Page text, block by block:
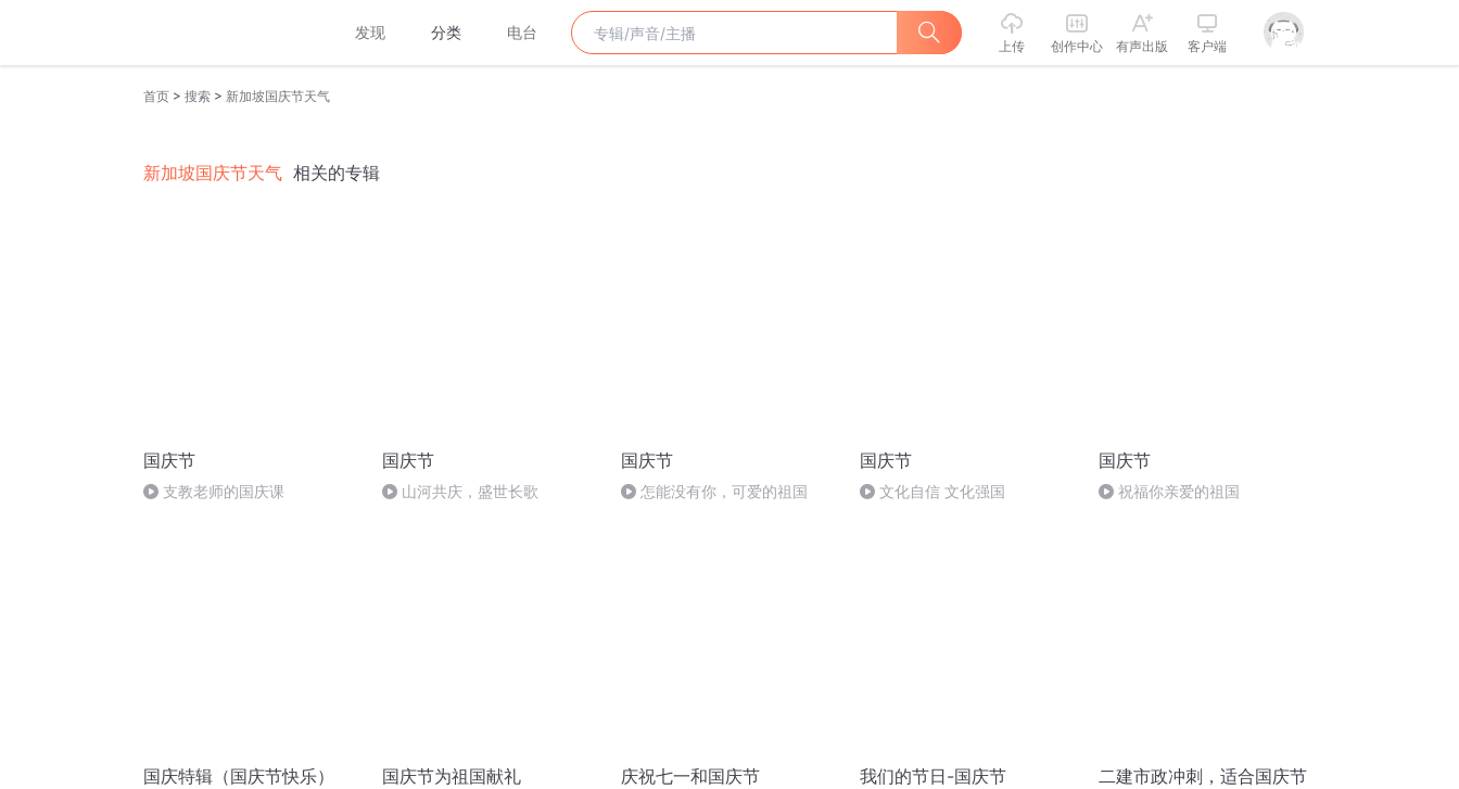
发现 分类 电台
上传 创作中心 有声出版 客户端
首页 > 搜索 > 新加坡国庆节天气
新加坡国庆节天气 相关的专辑
国庆节
支教老师的国庆课
国庆节
山河共庆，盛世长歌
国庆节
怎能没有你，可爱的祖国
国庆节
文化自信 文化强国
国庆节
祝福你亲爱的祖国
国庆特辑（国庆节快乐） 国庆节为祖国献礼 庆祝七一和国庆节 我们的节日-国庆节
二建市政冲刺，适合国庆节